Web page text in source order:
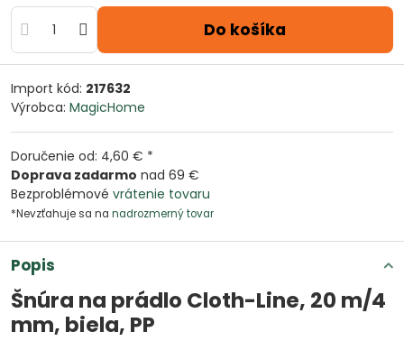
Do košíka
Import kód: 217632
Výrobca: MagicHome
Doručenie od: 4,60 € *
Doprava zadarmo nad 69 €
Bezproblémové vrátenie tovaru
*Nevzťahuje sa na nadrozmerný tovar
Popis
Šnúra na prádlo Cloth-Line, 20 m/4
mm, biela, PP